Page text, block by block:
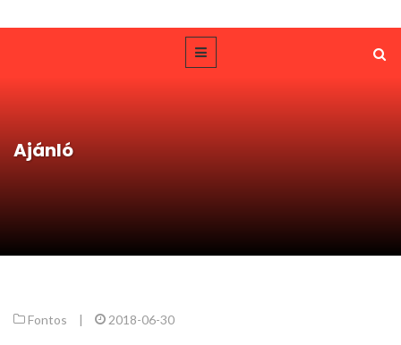
Ajánló
Fontos | 2018-06-30